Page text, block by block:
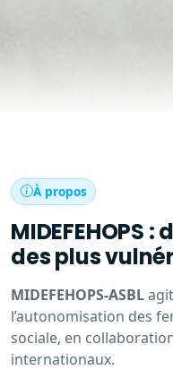
À propos
MIDEFEHOPS
des plus
MIDEFEHOPS-ASBL
l’autonomisation des
sociale, en
internationaux.